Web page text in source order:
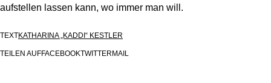
aufstellen lassen kann, wo immer man will.
TEXTKATHARINA „KADDI“ KESTLER
TEILEN AUFFACEBOOKTWITTER MAIL